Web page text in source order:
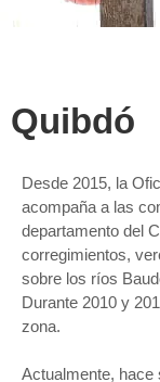
Quibdó
Desde 2015, la
acompaña a las
departamento del
corregimientos,
sobre los ríos
Durante 2010 y
zona.
Actualmente, hace